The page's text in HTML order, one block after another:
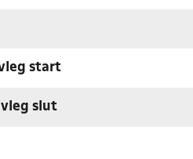
start
slut